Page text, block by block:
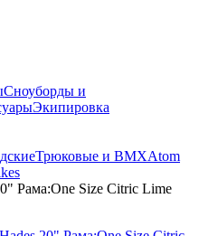
Cноуборды и
Экипировка
Трюковые и BMXAtom
Рама:One Size Citric Lime